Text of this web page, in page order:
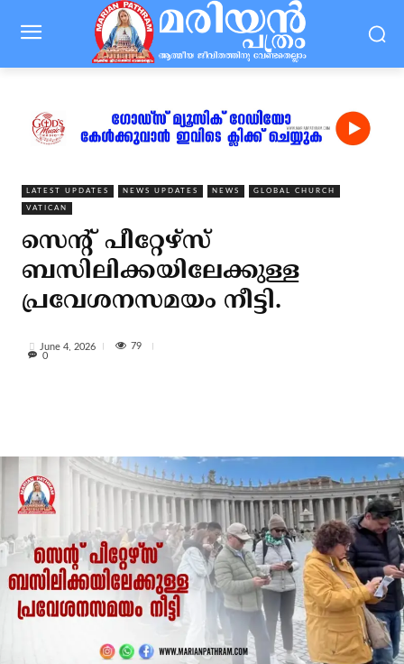
LATEST UPDATES NEWS UPDATES NEWS GLOBAL CHURCH
VATICAN
സെന്റ് പീറ്റേഴ്‌സ്
ബസിലിക്കയിലേക്കുള്ള
പ്രവേശനസമയം നീട്ടി.
June 4, 2026
79
0